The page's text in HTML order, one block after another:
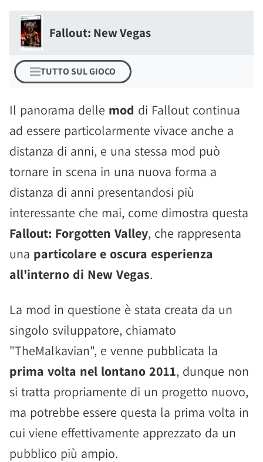
Fallout: New Vegas
TUTTO SUL GIOCO
Il panorama delle mod di Fallout continua
ad essere particolarmente vivace anche a
distanza di anni, e una stessa mod può
tornare in scena in una nuova forma a
distanza di anni presentandosi più
interessante che mai, come dimostra questa
Fallout: Forgotten Valley, che rappresenta
una particolare e oscura esperienza
all'interno di New Vegas.
La mod in questione è stata creata da un
singolo sviluppatore, chiamato
"TheMalkavian", e venne pubblicata la
prima volta nel lontano 2011, dunque non
si tratta propriamente di un progetto nuovo,
ma potrebbe essere questa la prima volta in
cui viene effettivamente apprezzato da un
pubblico più ampio.